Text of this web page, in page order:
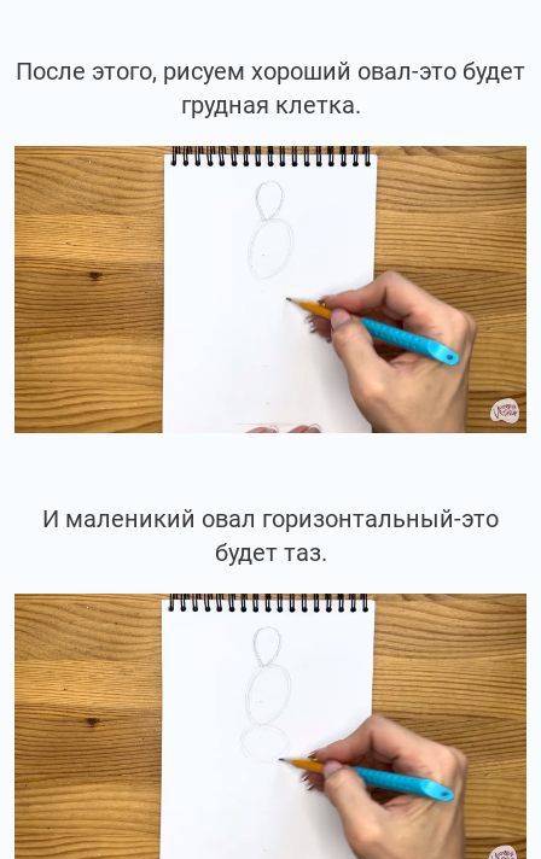
После этого, рисуем хороший овал-это будет
грудная клетка.
И маленикий овал горизонтальный-это
будет таз.